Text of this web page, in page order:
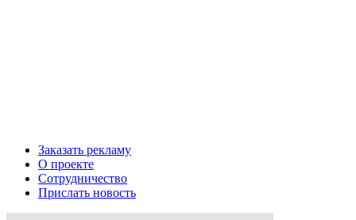
Заказать рекламу
О проекте
Сотрудничество
Прислать новость